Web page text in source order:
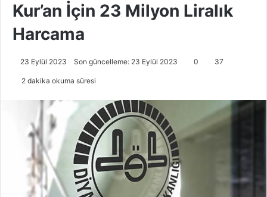
Kur’an İçin 23 Milyon Liralık
Harcama
23 Eylül 2023 Son güncelleme: 23 Eylül 2023 0 37
2 dakika okuma süresi